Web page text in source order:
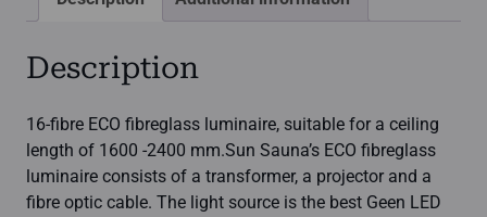
Description
16-fibre ECO fibreglass luminaire, suitable for a ceiling
length of 1600 -2400 mm.Sun Sauna’s ECO fibreglass
luminaire consists of a transformer, a projector and a
fibre optic cable. The light source is the best Geen LED